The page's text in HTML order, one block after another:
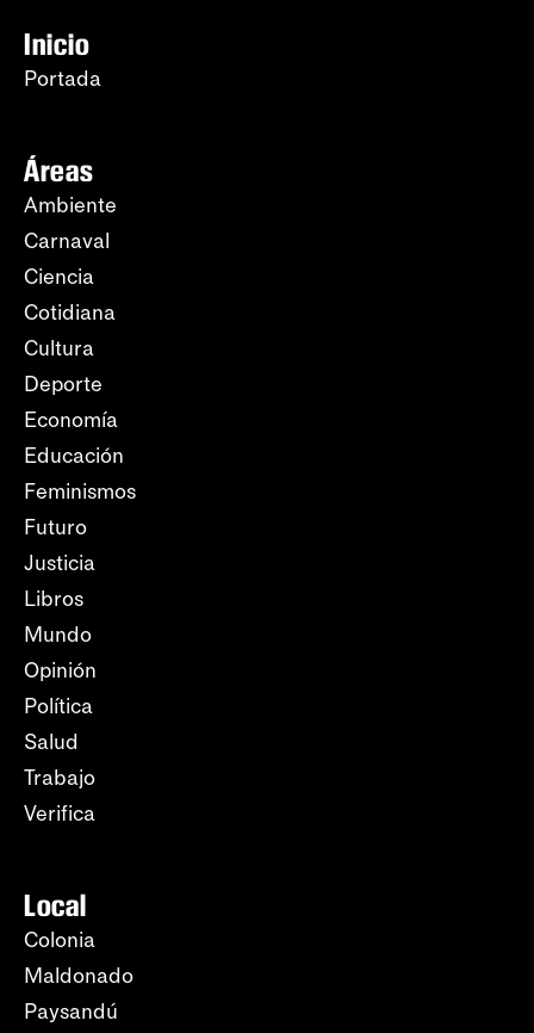
Inicio
Portada
Áreas
Ambiente
Carnaval
Ciencia
Cotidiana
Cultura
Deporte
Economía
Educación
Feminismos
Futuro
Justicia
Libros
Mundo
Opinión
Política
Salud
Trabajo
Verifica
Local
Colonia
Maldonado
Paysandú